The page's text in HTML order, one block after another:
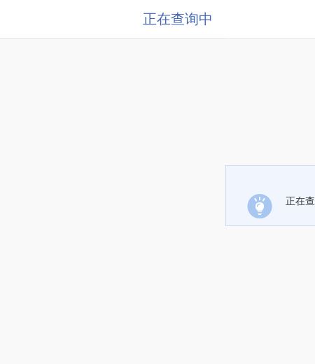
正在查询中
正在